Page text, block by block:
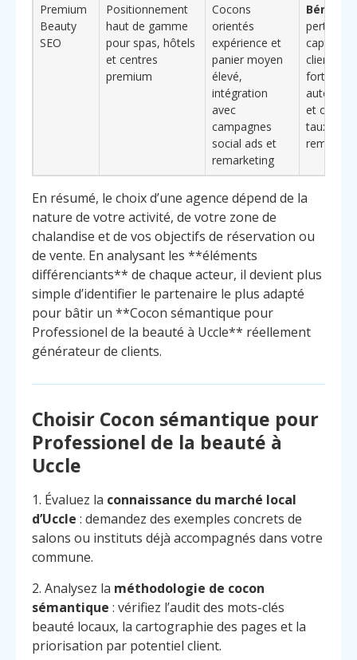
Premium
Beauty
SEO
Positionnement
haut de gamme
pour spas, hôtels
et centres
premium
Cocons
orientés
expérience et
panier moyen
élevé,
intégration
avec
campagnes
social ads et
remarketing
pertinent
capter
clientèle à
forte
autour
et
taux de
En résumé, le choix d’une agence dépend de la
nature de votre activité, de votre zone de
chalandise et de vos objectifs de réservation ou
de vente. En analysant les **éléments
différenciants** de chaque acteur, il devient plus
simple d’identifier le partenaire le plus adapté
pour bâtir un **Cocon sémantique pour
Professionel de la beauté à Uccle** réellement
générateur de clients.
Choisir Cocon sémantique pour
Professionel de la beauté à
Uccle
1. Évaluez la connaissance du marché local
d’Uccle : demandez des exemples concrets de
salons ou instituts déjà accompagnés dans votre
commune.
2. Analysez la méthodologie de cocon
sémantique : vérifiez l’audit des mots-clés
beauté locaux, la cartographie des pages et la
priorisation par potentiel client.